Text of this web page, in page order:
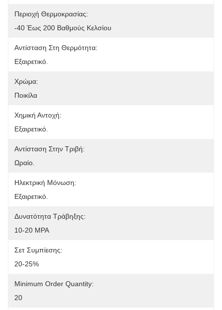
Περιοχή Θερμοκρασίας:
-40 Έως 200 Βαθμούς Κελσίου
Αντίσταση Στη Θερμότητα:
Εξαιρετικό.
Χρώμα:
Ποικίλα
Χημική Αντοχή:
Εξαιρετικό.
Αντίσταση Στην Τριβή:
Ωραίο.
Ηλεκτρική Μόνωση:
Εξαιρετικό.
Δυνατότητα Τράβηξης:
10-20 MPA
Σετ Συμπίεσης:
20-25%
Minimum Order Quantity:
20